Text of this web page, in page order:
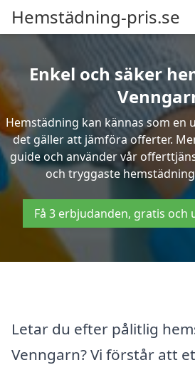
Hemstädning-pris.se
Enkel och säker
Hemstädning kan kännas som en
det gäller att jämföra offerter.
guide och använder vår
och tryggaste
Få 3 erbjudanden, gratis
Letar du efter pålitlig
Venngarn? Vi förstår att